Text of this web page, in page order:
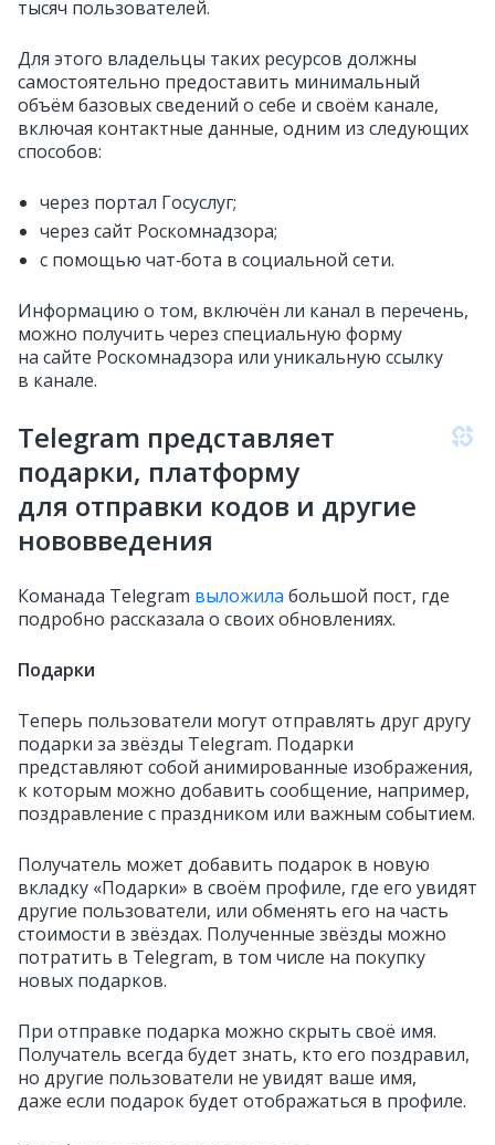
тысяч пользователей.
Для этого владельцы таких ресурсов должны
самостоятельно предоставить минимальный
объём базовых сведений о себе и своём канале,
включая контактные данные, одним из следующих
способов:
через портал Госуслуг;
через сайт Роскомнадзора;
с помощью чат‑бота в социальной сети.
Информацию о том, включён ли канал в перечень,
можно получить через специальную форму
на сайте Роскомнадзора или уникальную ссылку
в канале.
Telegram представляет
подарки, платформу
для отправки кодов и другие
нововведения
Команада Telegram выложила большой пост, где
подробно рассказала о своих обновлениях.
Подарки
Теперь пользователи могут отправлять друг другу
подарки за звёзды Telegram. Подарки
представляют собой анимированные изображения,
к которым можно добавить сообщение, например,
поздравление с праздником или важным событием.
Получатель может добавить подарок в новую
вкладку «Подарки» в своём профиле, где его увидят
другие пользователи, или обменять его на часть
стоимости в звёздах. Полученные звёзды можно
потратить в Telegram, в том числе на покупку
новых подарков.
При отправке подарка можно скрыть своё имя.
Получатель всегда будет знать, кто его поздравил,
но другие пользователи не увидят ваше имя,
даже если подарок будет отображаться в профиле.